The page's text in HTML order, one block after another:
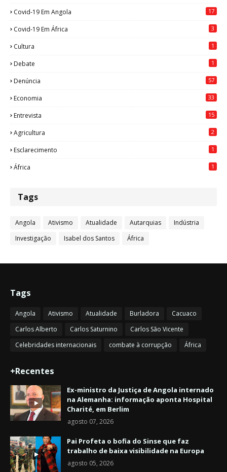
Covid-19 Em Angola 17
Covid-19 Em África 3
Cultura 1
Debate 1
Denúncia 57
Economia 33
Entrevista 15
Agricultura 2
Esclarecimento 1
África 1
Tags
Angola Ativismo Atualidade Autarquias
Indústria
Investigação
Isabel dos Santos África
Tags
Angola Ativismo Atualidade Burladora
Cacuaco
Carlos Alberto
Carlos Saturnino
Carlos São Vicente
Celebridades internacionais
combate à corrupção África
+Recentes
Ex-ministro da Justiça de Angola internado
na Alemanha: informação aponta Hospital
Charité, em Berlim
agosto 07, 2026
Pai Profeta o bofia do Sinse que faz
trabalho de baixa visibilidade na Europa
agosto 05, 2026